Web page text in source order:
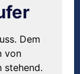
Dem
von
stehend.